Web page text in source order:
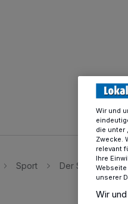
Sport Der SSV Erkrath
Wir und
die unter
Zwecke.
relevant
Ihre
unserer
Wir